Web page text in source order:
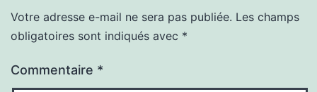
Votre adresse e-mail ne sera pas publiée. Les champs
obligatoires sont indiqués avec *
Commentaire *